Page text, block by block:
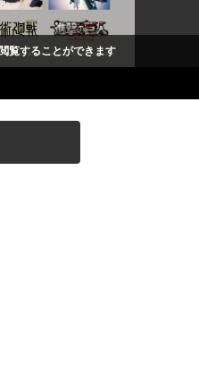
覧することができます